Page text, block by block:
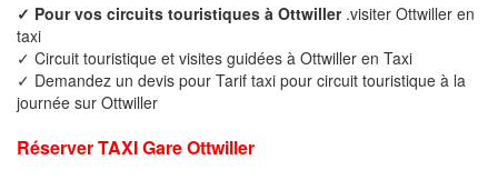
✓ Pour vos circuits touristiques à Ottwiller .visiter Ottwiller en
taxi
✓ Circuit touristique et visites guidées à Ottwiller en Taxi
✓ Demandez un devis pour Tarif taxi pour circuit touristique à la
journée sur Ottwiller
Réserver TAXI Gare Ottwiller